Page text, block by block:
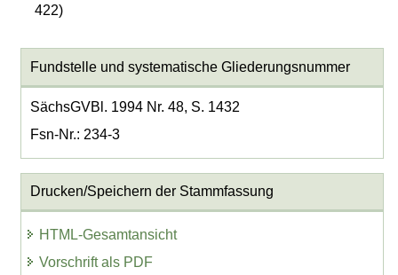
422)
Fundstelle und systematische Gliederungsnummer
SächsGVBl. 1994 Nr. 48, S. 1432
Fsn-Nr.: 234-3
Drucken/Speichern der Stammfassung
HTML-Gesamtansicht
Vorschrift als PDF